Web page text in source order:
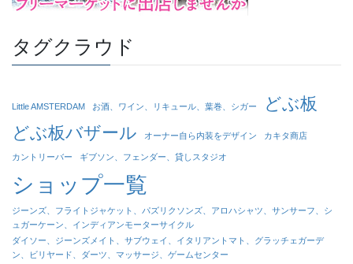
タグクラウド
Little AMSTERDAM お酒、ワイン、リキュール、葉巻、シガー
どぶ板
どぶ板バザール
オーナー自ら内装をデザイン カキタ商店
カントリーバー ギブソン、フェンダー、貸しスタジオ
ショップ一覧
ジーンズ、フライトジャケット、パズリクソンズ、アロハシャツ、サンサーフ、シ
ュガーケーン、インディアンモーターサイクル
ダイソー、ジーンズメイト、サブウェイ、イタリアントマト、グラッチェガーデ
ン、ビリヤード、ダーツ、マッサージ、ゲームセンター